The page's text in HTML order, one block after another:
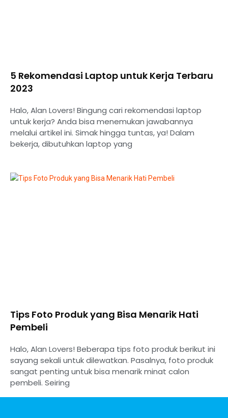
5 Rekomendasi Laptop untuk Kerja Terbaru
2023
Halo, Alan Lovers! Bingung cari rekomendasi laptop
untuk kerja? Anda bisa menemukan jawabannya
melalui artikel ini. Simak hingga tuntas, ya! Dalam
bekerja, dibutuhkan laptop yang
Tips Foto Produk yang Bisa Menarik Hati
Pembeli
Halo, Alan Lovers! Beberapa tips foto produk berikut ini
sayang sekali untuk dilewatkan. Pasalnya, foto produk
sangat penting untuk bisa menarik minat calon
pembeli. Seiring